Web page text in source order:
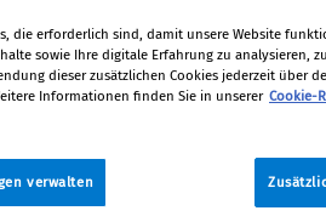
Strafen, strengere
Sanktionsregimen
Nun kommt hinzu, dass
die erforderlich sind, damit unsere Website
sowie Ihre digitale Erfahrung zu analysieren,
dieser zusätzlichen Cookies jederzeit über
Informationen finden Sie in unserer Cookie-
verwalten